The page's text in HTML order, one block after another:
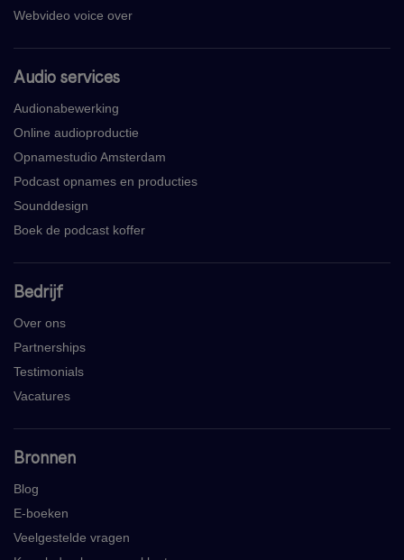
Webvideo voice over
Audio services
Audionabewerking
Online audioproductie
Opnamestudio Amsterdam
Podcast opnames en producties
Sounddesign
Boek de podcast koffer
Bedrijf
Over ons
Partnerships
Testimonials
Vacatures
Bronnen
Blog
E-boeken
Veelgestelde vragen